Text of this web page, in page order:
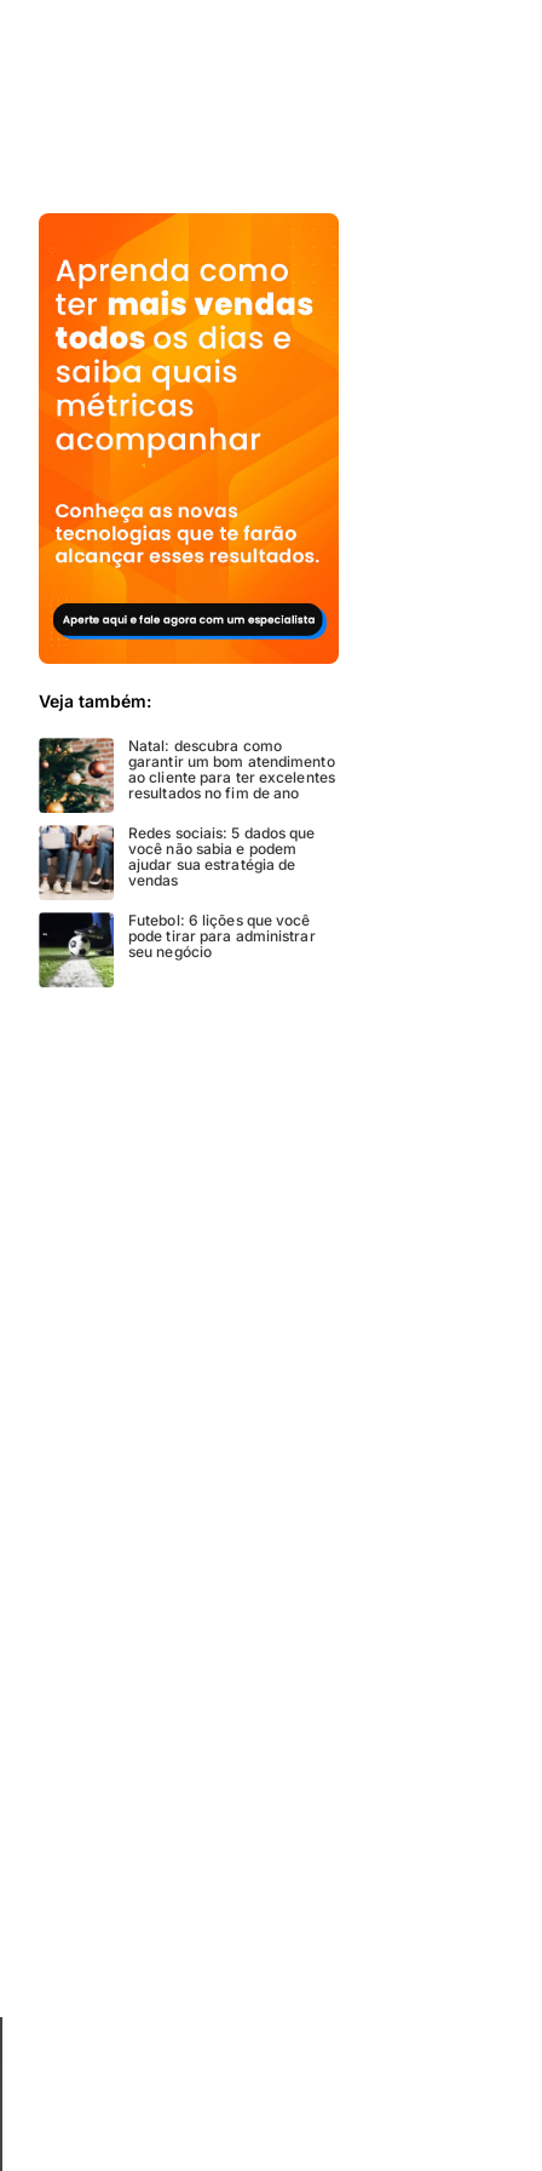
Veja também:
Natal: descubra como
garantir um bom atendimento
ao cliente para ter excelentes
resultados no fim de ano
Redes sociais: 5 dados que
você não sabia e podem
ajudar sua estratégia de
vendas
Futebol: 6 lições que você
pode tirar para administrar
seu negócio